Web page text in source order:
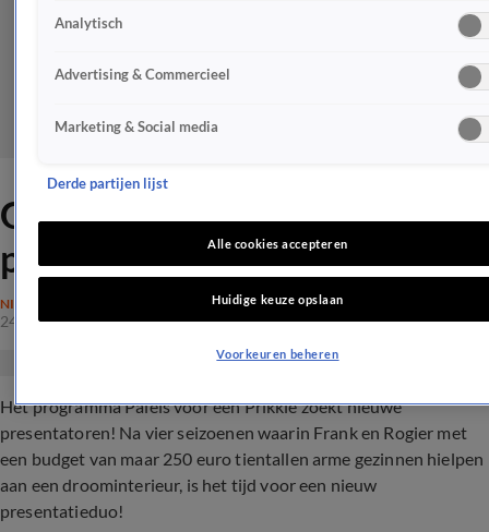
GEZOCHT: Nieuw
presentatietalent!
NIEUWS
24 jan 2020, 17:56
Het programma Paleis voor een Prikkie zoekt nieuwe
presentatoren! Na vier seizoenen waarin Frank en Rogier met
een budget van maar 250 euro tientallen arme gezinnen hielpen
aan een droominterieur, is het tijd voor een nieuw
presentatieduo!
Analytisch
Advertising & Commercieel
Marketing & Social media
Derde partijen lijst
Alle cookies accepteren
Huidige keuze opslaan
Voorkeuren beheren